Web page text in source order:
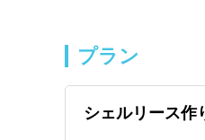
プラン
シェルリース作